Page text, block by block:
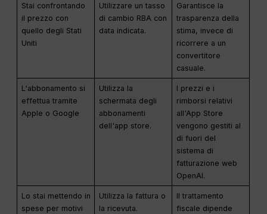
Stai confrontando
il prezzo con
quello degli Stati
Uniti
Utilizzare un tasso
di cambio RBA con
data indicata.
Garantisce la
trasparenza della
stima, invece di
ricorrere a un
convertitore
casuale.
L'abbonamento si
effettua tramite
Apple o Google
Utilizza la
schermata degli
abbonamenti
dell'app store.
I prezzi e i
rimborsi relativi
all'App Store
vengono gestiti al
di fuori del
sistema di
fatturazione web
OpenAI.
Lo stai mettendo in
spese per motivi
Utilizza la fattura o
la ricevuta.
Il trattamento
fiscale dipende